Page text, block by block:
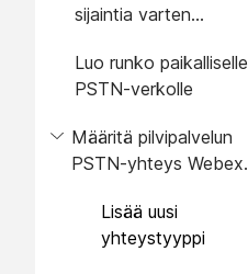
sijaintia varten
yhteyteen
Luo runko paikalliselle
PSTN-verkolle
Määritä pilvipalvelun
PSTN-yhteys Webex
Intiassa
Lisää uusi
yhteystyyppi